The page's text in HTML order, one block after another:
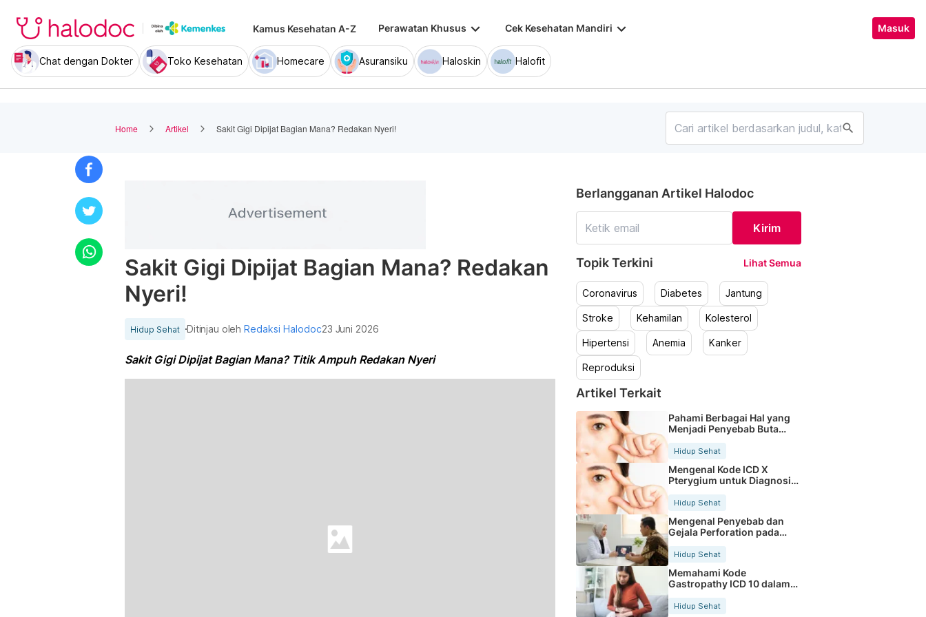
Kamus Kesehatan A-Z Perawatan Khusus keyboard_arrow_down Cek Kesehatan Mandiri keyboard_arrow_down Masuk
Chat dengan Dokter Toko Kesehatan Homecare Asuransiku Haloskin Halofit
Home Artikel Sakit Gigi Dipijat Bagian Mana? Redakan Nyeri! search
Sakit Gigi Dipijat Bagian Mana? Redakan
Nyeri!
Hidup Sehat Ditinjau olehRedaksi Halodoc23 Juni 2026
Sakit Gigi Dipijat Bagian Mana? Titik Ampuh Redakan Nyeri
Berlangganan Artikel Halodoc
Kirim
Topik Terkini Lihat Semua
Coronavirus Diabetes Jantung
Stroke Kehamilan Kolesterol
Hipertensi Anemia Kanker
Reproduksi
Artikel Terkait
Pahami Berbagai Hal yang
Menjadi Penyebab Buta
Hidup Sehat
Mengenal Kode ICD X
Pterygium untuk Diagnosis
Hidup Sehat
Mengenal Penyebab dan
Gejala Perforation pada
Tubuh
Hidup Sehat
Memahami Kode
Gastropathy ICD 10 dalam
Rekam Medis Pasien
Hidup Sehat